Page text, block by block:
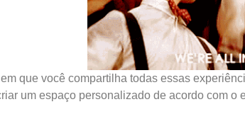
que você compartilha todas essas
um espaço personalizado de acordo com